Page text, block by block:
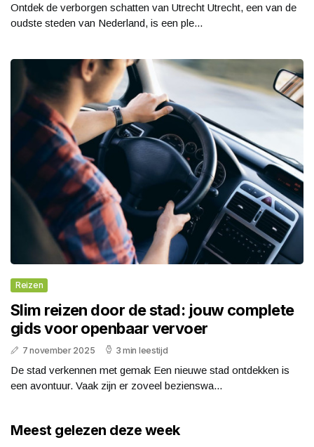
Ontdek de verborgen schatten van Utrecht Utrecht, een van de
oudste steden van Nederland, is een ple...
Reizen
Slim reizen door de stad: jouw complete
gids voor openbaar vervoer
7 november 2025 3 min leestijd
De stad verkennen met gemak Een nieuwe stad ontdekken is
een avontuur. Vaak zijn er zoveel bezienswa...
Meest gelezen deze week